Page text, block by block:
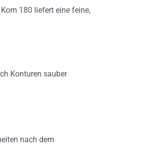
180 liefert eine feine,
Konturen sauber
nach dem